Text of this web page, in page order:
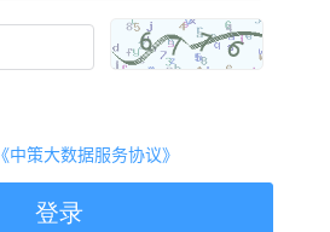
《中策大数据服务协议》
登录